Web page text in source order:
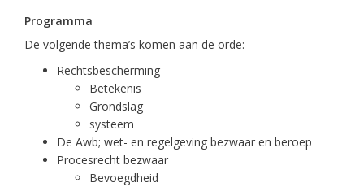
Programma
De volgende thema’s komen aan de orde:
Rechtsbescherming
Betekenis
Grondslag
systeem
De Awb; wet- en regelgeving bezwaar en beroep
Procesrecht bezwaar
Bevoegdheid